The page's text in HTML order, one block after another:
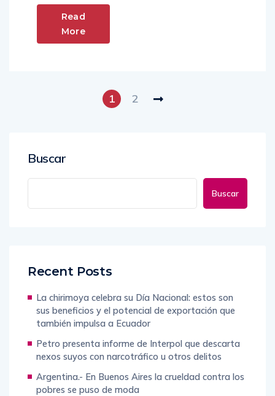
Read
More
1 2
Buscar
Buscar
Recent Posts
La chirimoya celebra su Día Nacional: estos son
sus beneficios y el potencial de exportación que
también impulsa a Ecuador
Petro presenta informe de Interpol que descarta
nexos suyos con narcotráfico u otros delitos
Argentina.- En Buenos Aires la crueldad contra los
pobres se puso de moda